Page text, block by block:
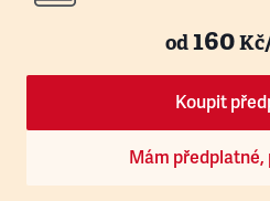
od160
Koupit
Mám předplatné,